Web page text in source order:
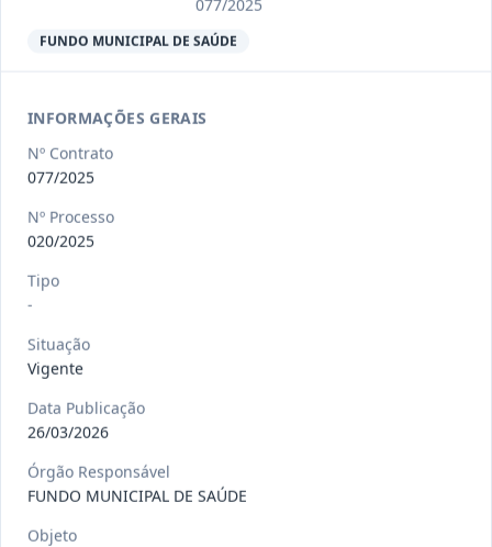
Inicial
contrato a contratação de emp
Situação
012-
Termo
Inicial
Situação: Encerrado
011-
2023
Contratação de empresa especializada
077/2025
FUNDO MUNICIPAL DE SAÚDE
INFORMAÇÕES GERAIS
Nº Contrato
077/2025
Nº Processo
020/2025
Tipo
-
Situação
Vigente
Data Publicação
26/03/2026
Órgão Responsável
FUNDO MUNICIPAL DE SAÚDE
Objeto